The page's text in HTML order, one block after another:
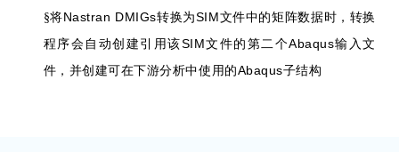
§将Nastran DMIGs转换为SIM文件中的矩阵数据时，转换
程序会自动创建引用该SIM文件的第二个Abaqus输入文
件，并创建可在下游分析中使用的Abaqus子结构